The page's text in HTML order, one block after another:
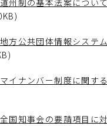
州制の基本法案につい
方公共団体情報システ
イナンバー制度に関す
国知事会の要請項目に